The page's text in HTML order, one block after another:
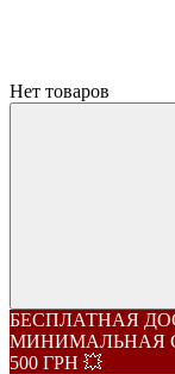
Нет товаров
БЕСПЛАТНАЯ
МИНИМАЛЬНАЯ
500 ГРН 💥